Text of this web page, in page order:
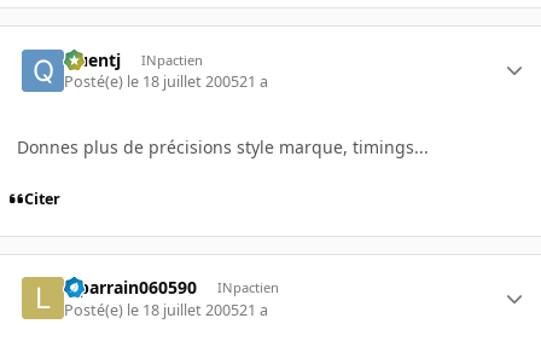
Quentj INpactien
Posté(e) le 18 juillet 200521 a
Donnes plus de précisions style marque, timings...
Citer
leparrain060590 INpactien
Posté(e) le 18 juillet 200521 a